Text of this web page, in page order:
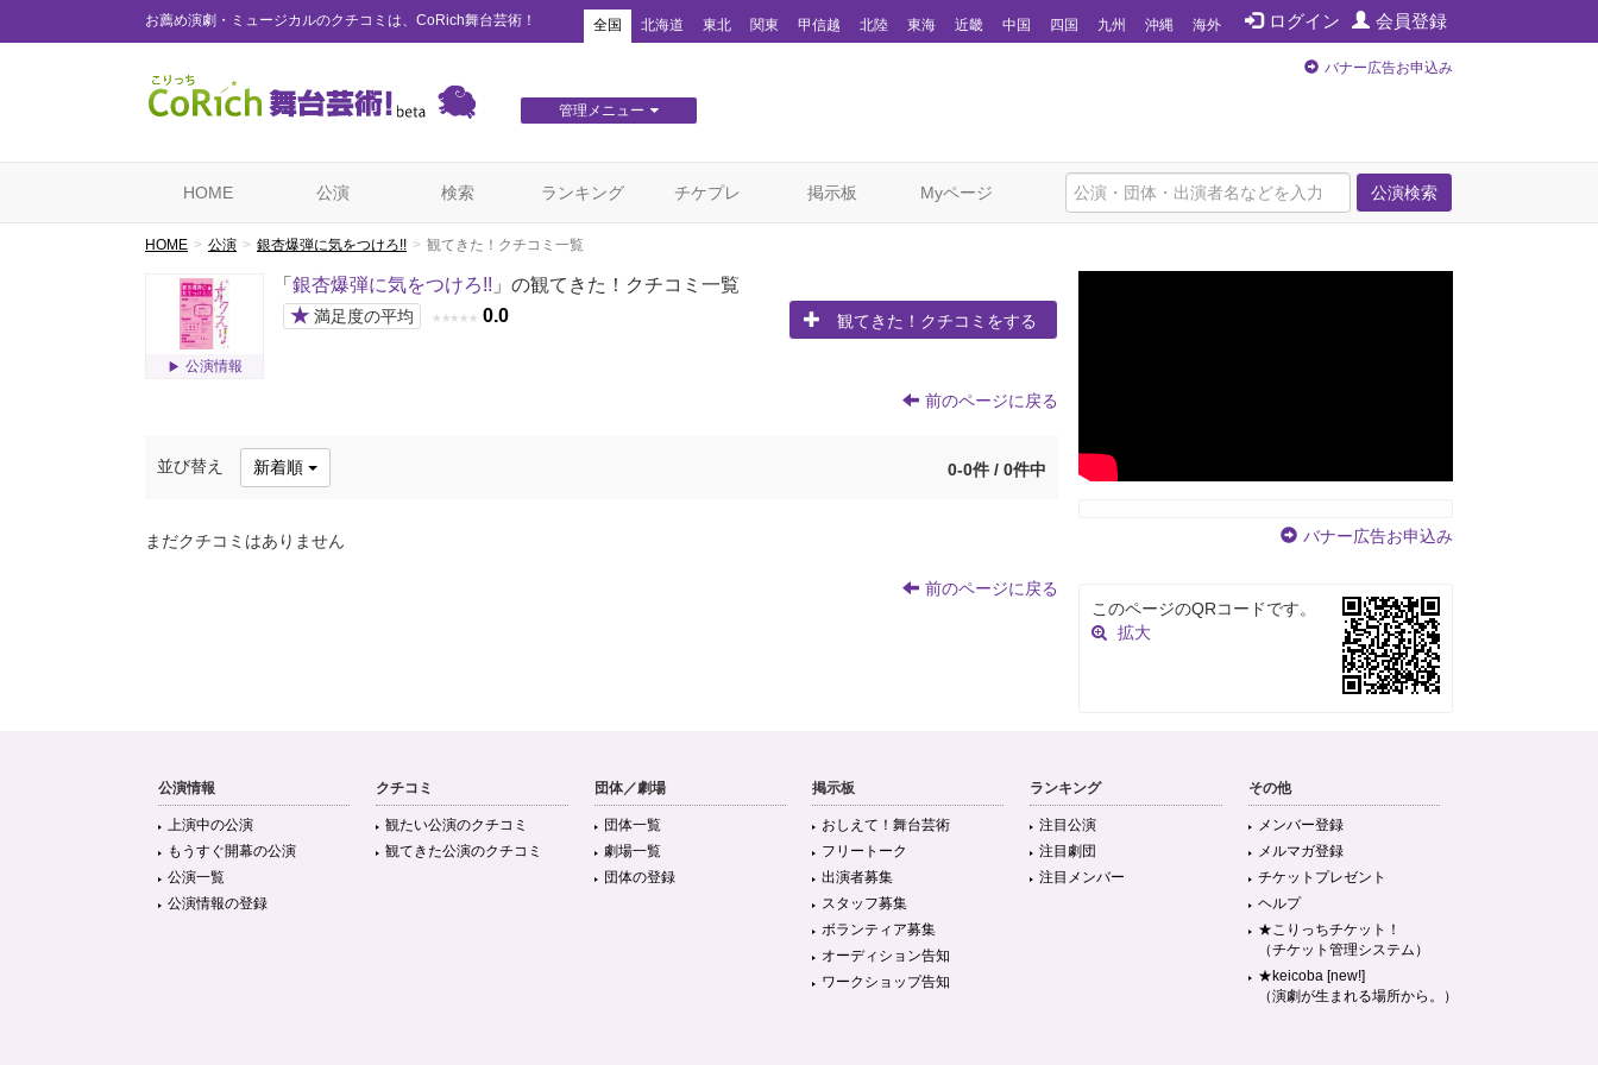
お薦め演劇・ミュージカルのクチコミは、CoRich舞台芸術！ ログイン 会員登録
全国 北海道 東北 関東 甲信越 北陸 東海 近畿 中国 四国 九州 沖縄 海外
管理メニュー
バナー広告お申込み
公演検索
HOME 公演 検索 ランキング チケプレ 掲示板 Myページ
HOME 公演 銀杏爆弾に気をつけろ!! 観てきた！クチコミ一覧
公演情報
「 銀杏爆弾に気をつけろ!! 」の観てきた！クチコミ一覧
★ 満足度の平均 ★ ★ ★ ★ ★ 0.0 観てきた！クチコミをする
前のページに戻る
並び替え 新着順 0-0件 / 0件中
まだクチコミはありません
前のページに戻る
バナー広告お申込み
このページのQRコードです。
拡大
公演情報
上演中の公演
もうすぐ開幕の公演
公演一覧
公演情報の登録
クチコミ
観たい公演のクチコミ
観てきた公演のクチコミ
団体／劇場
団体一覧
劇場一覧
団体の登録
掲示板
おしえて！舞台芸術
フリートーク
出演者募集
スタッフ募集
ボランティア募集
オーディション告知
ワークショップ告知
ランキング
注目公演
注目劇団
注目メンバー
その他
メンバー登録
メルマガ登録
チケットプレゼント
ヘルプ
★こりっちチケット！
（チケット管理システム）
★keicoba [new!]
（演劇が生まれる場所から。）